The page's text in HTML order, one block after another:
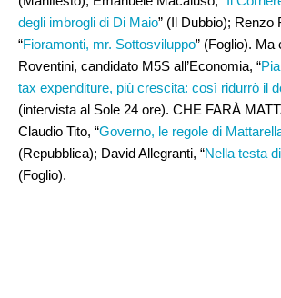
degli imbrogli di Di Maio” (Il Dubbio); Renzo
“Fioramonti, mr. Sottosviluppo” (Foglio). Ma
Roventini, candidato M5S all’Economia, “
tax expenditure, più crescita: così ridurrò il
(intervista al Sole 24 ore). CHE FARÀ
Claudio Tito, “Governo, le regole di
(Repubblica); David Allegranti, “Nella testa
(Foglio).